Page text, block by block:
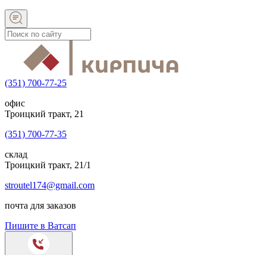
(351) 700-77-25
офис
Троицкий тракт, 21
(351) 700-77-35
склад
Троицкий тракт, 21/1
stroutel174@gmail.com
почта для заказов
Пишите в Ватсап